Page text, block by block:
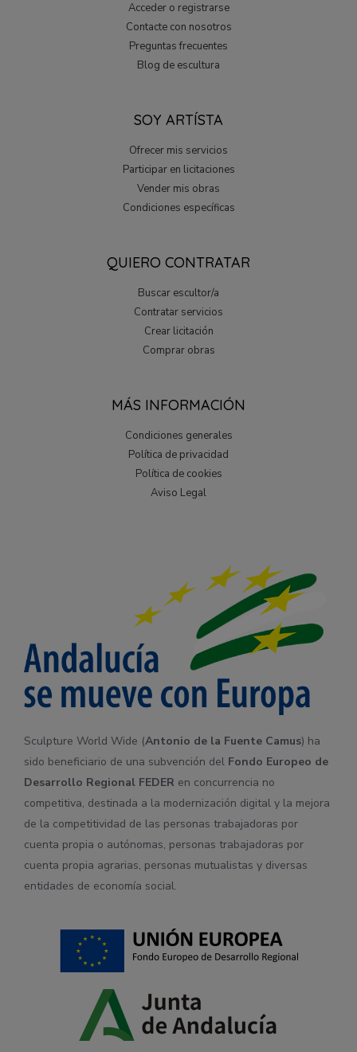
Acceder o registrarse
Contacte con nosotros
Preguntas frecuentes
Blog de escultura
SOY ARTÍSTA
Ofrecer mis servicios
Participar en licitaciones
Vender mis obras
Condiciones específicas
QUIERO CONTRATAR
Buscar escultor/a
Contratar servicios
Crear licitación
Comprar obras
MÁS INFORMACIÓN
Condiciones generales
Política de privacidad
Política de cookies
Aviso Legal
Sculpture World Wide (Antonio de la Fuente Camus) ha
sido beneficiario de una subvención del Fondo Europeo de
Desarrollo Regional FEDER en concurrencia no
competitiva, destinada a la modernización digital y la mejora
de la competitividad de las personas trabajadoras por
cuenta propia o autónomas, personas trabajadoras por
cuenta propia agrarias, personas mutualistas y diversas
entidades de economía social.